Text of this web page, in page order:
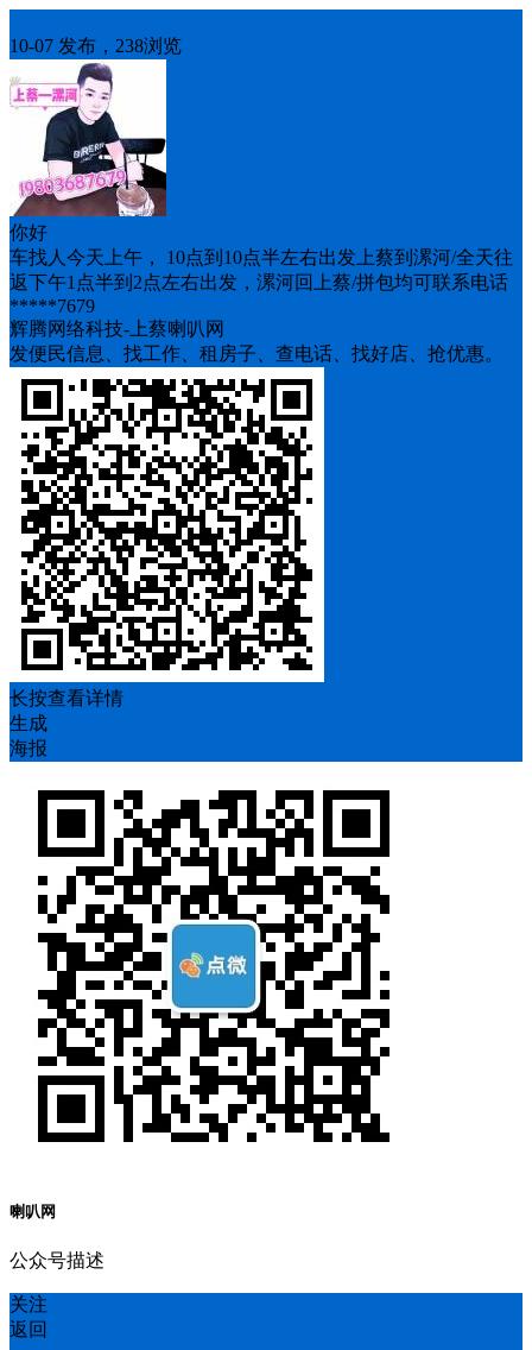
10-07 发布，238浏览
你好
车找人今天上午， 10点到10点半左右出发上蔡到漯河/全天往
返下午1点半到2点左右出发，漯河回上蔡/拼包均可联系电话
*****7679
辉腾网络科技-上蔡喇叭网
发便民信息、找工作、租房子、查电话、找好店、抢优惠。
长按查看详情
生成
海报
喇叭网
公众号描述
关注
返回